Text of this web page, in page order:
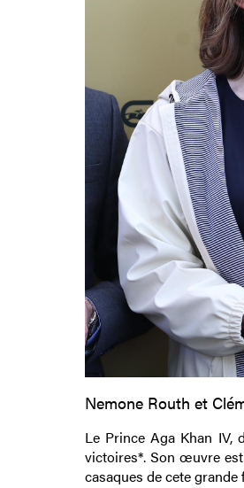
Nemone Routh et
Le Prince Aga Khan IV,
victoires*. Son œuvre
casaques de cete